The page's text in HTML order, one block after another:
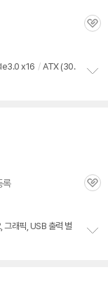
관
x16 / ATX (30.
록
관
그래픽, USB 출력 별